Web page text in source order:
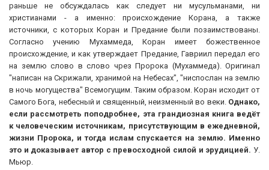
раньше не обсуждалась как следует ни мусульманами, ни
христианами - а именно: происхождение Корана, а также
источники, с которых Коран и Предание были позаимствованы.
Согласно учению Мухаммеда, Коран имеет божественное
происхождение, и как утверждает Предание, Гавриил передал его
на землю слово в слово чрез Пророка (Мухаммеда). Оригинал
"написан на Скрижали, хранимой на Небесах", "ниспослан на землю
в ночь могущества" Всемогущим. Таким образом. Коран исходит от
Самого Бога, небесный и священный, неизменный во веки. Однако,
если рассмотреть поподробнее, эта грандиозная книга ведёт
к человеческим источникам, присутствующим в ежедневной,
жизни Пророка, и тогда ислам спускается на землю. Именно
это и доказывает автор с превосходной силой и эрудицией. У.
Мьюр.